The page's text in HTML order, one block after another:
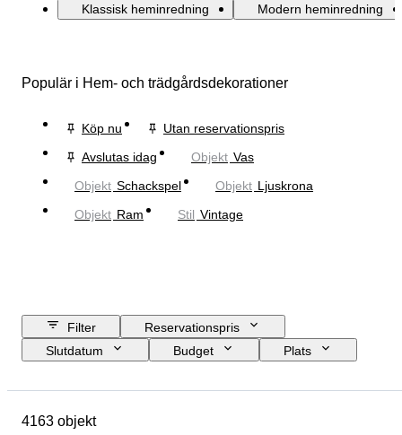
Klassisk heminredning Modern heminredning
Populär i Hem- och trädgårdsdekorationer
Köp nu
Utan reservationspris
Avslutas idag
Objekt Vas
Objekt Schackspel Objekt Ljuskrona
Objekt Ram Stil Vintage
Filter
Reservationspris
Slutdatum
Budget
Plats
Material
4163 objekt